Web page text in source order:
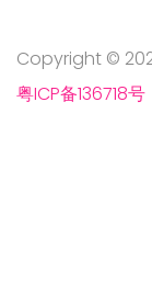
Copyright ©
粤ICP备136718号